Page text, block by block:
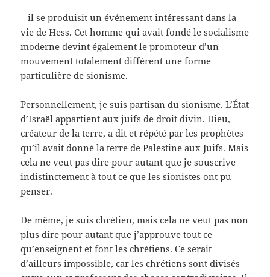
– il se produisit un événement intéressant dans la
vie de Hess. Cet homme qui avait fondé le socialisme
moderne devint également le promoteur d’un
mouvement totalement différent une forme
particulière de sionisme.
Personnellement, je suis partisan du sionisme. L’État
d’Israël appartient aux juifs de droit divin. Dieu,
créateur de la terre, a dit et répété par les prophètes
qu’il avait donné la terre de Palestine aux Juifs. Mais
cela ne veut pas dire pour autant que je souscrive
indistinctement à tout ce que les sionistes ont pu
penser.
De même, je suis chrétien, mais cela ne veut pas non
plus dire pour autant que j’approuve tout ce
qu’enseignent et font les chrétiens. Ce serait
d’ailleurs impossible, car les chrétiens sont divisés